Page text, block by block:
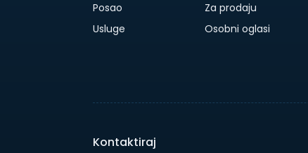
Posao
Za prodaju
Usluge
Osobni oglasi
Kontaktiraj